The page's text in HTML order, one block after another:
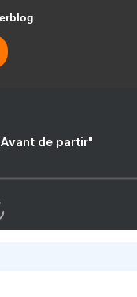
de partir"